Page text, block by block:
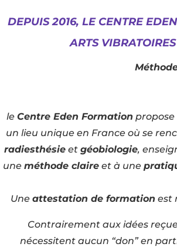
DEPUIS 2016, LE CENTRE
ARTS
le Centre Eden Formation propose
un lieu unique en France où se
radiesthésie et géobiologie,
une méthode claire et à une
Une attestation de formation est
Contrairement aux idées
nécessitent aucun “don” en